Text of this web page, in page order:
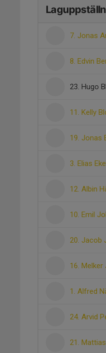
7. Jonas
8. Edvin
23. Hugo
11. Kelly
19. Jonas
3. Elias
12. Albin
10. Emil
20. Jacob
16.
1. Alfred
24. Arvid
21.